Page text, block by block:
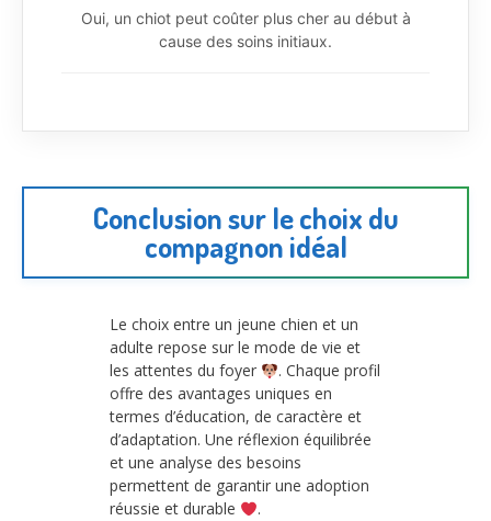
Oui, un chiot peut coûter plus cher au début à
cause des soins initiaux.
Conclusion sur le choix du
compagnon idéal
Le choix entre un jeune chien et un
adulte repose sur le mode de vie et
les attentes du foyer
. Chaque profil
offre des avantages uniques en
termes d’éducation, de caractère et
d’adaptation. Une réflexion équilibrée
et une analyse des besoins
permettent de garantir une adoption
réussie et durable
.